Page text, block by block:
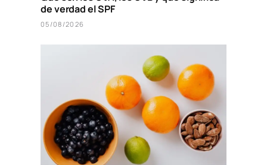
de verdad el SPF
05/08/2026